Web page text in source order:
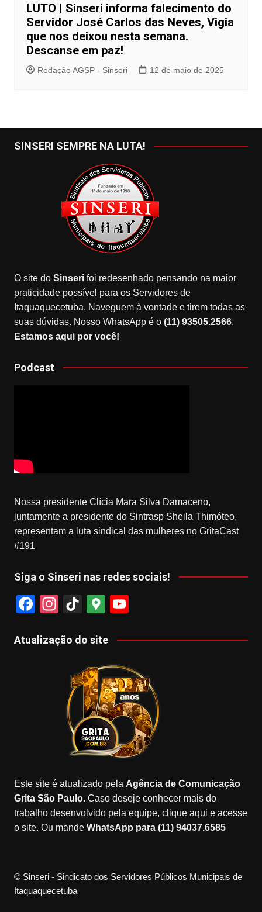
LUTO | Sinseri informa falecimento do
Servidor José Carlos das Neves, Vigia
que nos deixou nesta semana.
Descanse em paz!
Redação AGSP - Sinseri 12 de maio de 2025
SINSERI SEMPRE NA LUTA!
O site do Sinserifoi redesenhado pensando na maior
praticidade possível para os Servidores de
Itaquaquecetuba. Naveguem à vontade e tirem todas as
suas dúvidas. Nosso WhatsApp é o (11) 93505.2566.
Estamos aqui por você!
Podcast
Nossa presidente Clícia Mara Silva Damaceno,
juntamente a presidente do Sintrasp Sheila Thimóteo,
representam a luta sindical das mulheres no GritaCast
#191
Siga o Sinseri nas redes sociais!
F
c
In
a
m
Ti
T
k
G
o
gl
e
M
a
p
s
Y
u
u
b
e
Atualização do site
Este site é atualizado pela Agência de Comunicação
Grita São Paulo. Caso deseje conhecer mais do
trabalho desenvolvido pela equipe, clique aqui e acesse
o site. Ou mande WhatsApp para (11) 94037.6585
© Sinseri - Sindicato dos Servidores Públicos Municipais de
Itaquaquecetuba